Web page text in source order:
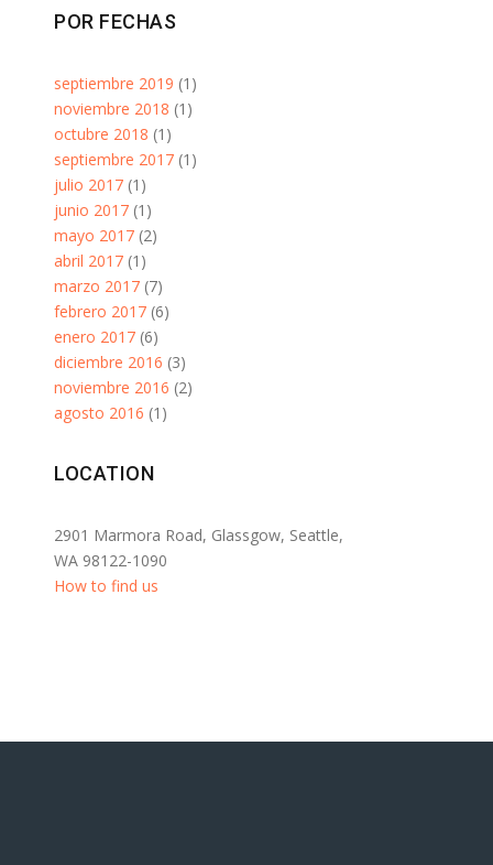
POR FECHAS
septiembre 2019 (1)
noviembre 2018 (1)
octubre 2018 (1)
septiembre 2017 (1)
julio 2017 (1)
junio 2017 (1)
mayo 2017 (2)
abril 2017 (1)
marzo 2017 (7)
febrero 2017 (6)
enero 2017 (6)
diciembre 2016 (3)
noviembre 2016 (2)
agosto 2016 (1)
LOCATION
2901 Marmora Road, Glassgow, Seattle,
WA 98122-1090
How to find us